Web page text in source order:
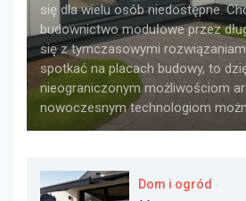
się dla wielu osób niedostępne.
budownictwo modułowe przez
się z tymczasowymi
spotkać na placach budowy, to
nieograniczonym możliwościom
nowoczesnym technologiom
Dom i ogród